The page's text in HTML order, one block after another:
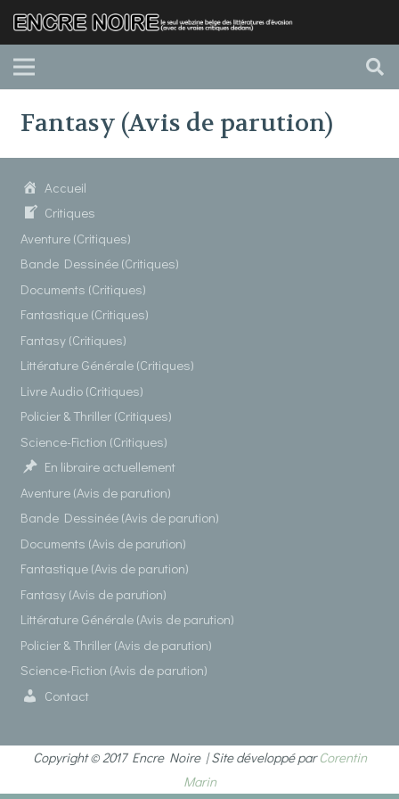
Fantasy (Avis de parution)
Accueil
Critiques
Aventure (Critiques)
Bande Dessinée (Critiques)
Documents (Critiques)
Fantastique (Critiques)
Fantasy (Critiques)
Littérature Générale (Critiques)
Livre Audio (Critiques)
Policier & Thriller (Critiques)
Science-Fiction (Critiques)
En libraire actuellement
Aventure (Avis de parution)
Bande Dessinée (Avis de parution)
Documents (Avis de parution)
Fantastique (Avis de parution)
Fantasy (Avis de parution)
Littérature Générale (Avis de parution)
Policier & Thriller (Avis de parution)
Science-Fiction (Avis de parution)
Contact
Copyright © 2017 Encre Noire | Site développé parCorentin
Marin